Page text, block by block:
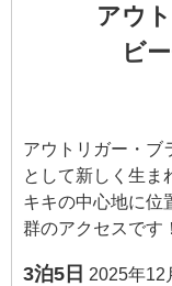
アウ
ビ
アウトリガー・ブ
として新しく生ま
キキの中心地に位
群のアクセスです！
3泊5日 2025年12